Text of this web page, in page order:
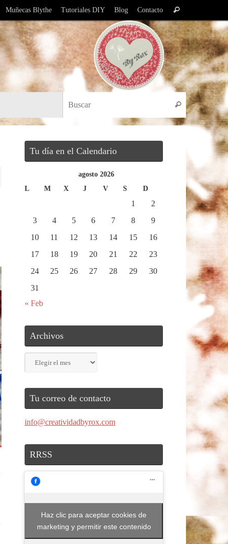
Muñecas Blythe Tutoriales DIY Blog Contacto
para:
Buscar
Búsqueda
Buscar
Tu día en el Calendario
agosto 2026
L
M X J V S D
1
2
3
4 5 6 7 8
9
10
11 12 13 14 15
16
17
18 19 20 21 22
23
24
25 26 27 28 29
30
31
« Feb
Archivos
Archivos
Tu correo de contacto
info@creatividadbyrox.com
RRSS
Haz clic para aceptar cookies de
marketing y permitir este contenido